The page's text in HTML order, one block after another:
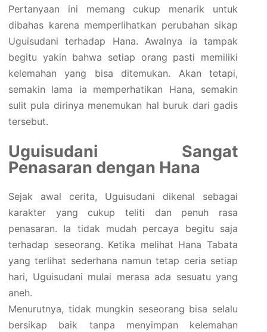
Pertanyaan ini memang cukup menarik untuk
dibahas karena memperlihatkan perubahan sikap
Uguisudani terhadap Hana. Awalnya ia tampak
begitu yakin bahwa setiap orang pasti memiliki
kelemahan yang bisa ditemukan. Akan tetapi,
semakin lama ia memperhatikan Hana, semakin
sulit pula dirinya menemukan hal buruk dari gadis
tersebut.
Uguisudani Sangat
Penasaran dengan Hana
Sejak awal cerita, Uguisudani dikenal sebagai
karakter yang cukup teliti dan penuh rasa
penasaran. Ia tidak mudah percaya begitu saja
terhadap seseorang. Ketika melihat Hana Tabata
yang terlihat sederhana namun tetap ceria setiap
hari, Uguisudani mulai merasa ada sesuatu yang
aneh.
Menurutnya, tidak mungkin seseorang bisa selalu
bersikap baik tanpa menyimpan kelemahan